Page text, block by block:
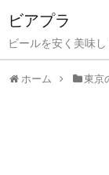
ビアプラ
ビールを安く美味
ホーム 東京